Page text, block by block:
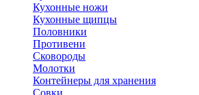
Кухонные ножи
Кухонные щипцы
Половники
Противени
Сковороды
Молотки
Контейнеры для хранения
Совки